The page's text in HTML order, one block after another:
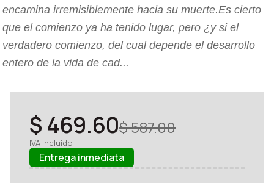
encamina irremisiblemente hacia su muerte.Es cierto
que el comienzo ya ha tenido lugar, pero ¿y si el
verdadero comienzo, del cual depende el desarrollo
entero de la vida de cad...
$ 587.00
$ 469.60
IVA incluido
Entrega inmediata